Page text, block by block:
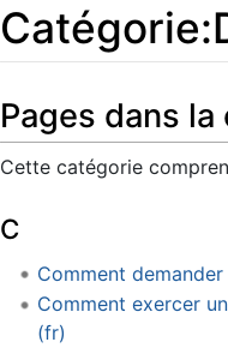
Catégorie:
Pages dans
Cette catégorie
C
Comment
Comment exercer
(fr)